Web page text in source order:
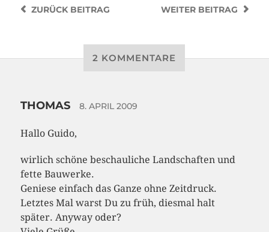
WEITER BEITRAG
ZURÜCKBEITRAG
2 KOMMENTARE
THOMAS 8. APRIL 2009
Hallo Guido,
wirlich schöne beschauliche Landschaften und
fette Bauwerke.
Geniese einfach das Ganze ohne Zeitdruck.
Letztes Mal warst Du zu früh, diesmal halt
später. Anyway oder?